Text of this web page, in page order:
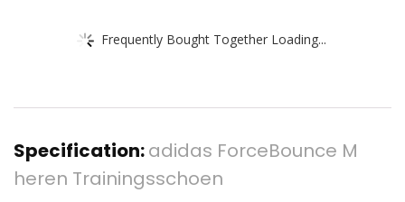
Frequently Bought Together Loading...
Specification:adidas ForceBounce M
heren Trainingsschoen